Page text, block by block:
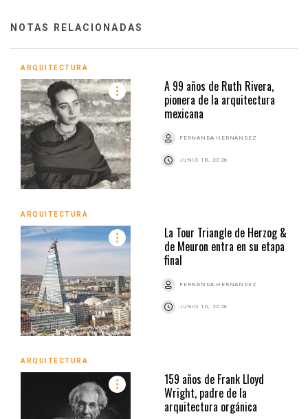
NOTAS RELACIONADAS
ARQUITECTURA
A 99 años de Ruth Rivera,
pionera de la arquitectura
mexicana
FERNANDA HERNÁNDEZ
JUNIO 18, 2026
ARQUITECTURA
La Tour Triangle de Herzog &
de Meuron entra en su etapa
final
FERNANDA HERNÁNDEZ
JUNIO 10, 2026
ARQUITECTURA
159 años de Frank Lloyd
Wright, padre de la
arquitectura orgánica